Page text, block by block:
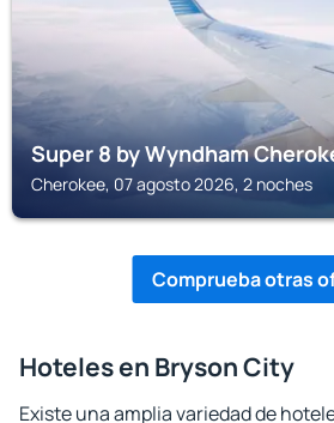
Super 8 by Wyndham
Cherokee, 07 agosto 2026, 2 noches
Comprueba otras
Hoteles en Bryson City
Existe una amplia variedad de